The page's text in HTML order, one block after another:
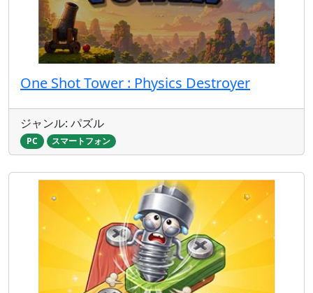
One Shot Tower : Physics Destroyer
ジャンル: パズル
PC スマートフォン